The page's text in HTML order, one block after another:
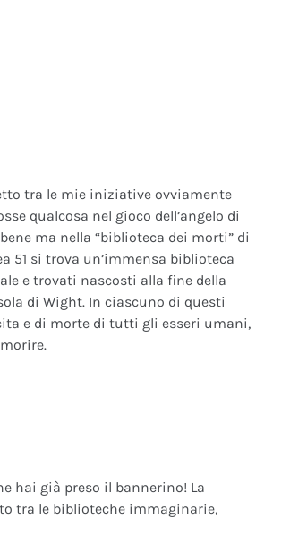
tra le mie iniziative ovviamente
qualcosa nel gioco dell’angelo di
ma nella “biblioteca dei morti” di
51 si trova un’immensa biblioteca
e trovati nascosti alla fine della
di Wight. In ciascuno di questi
e di morte di tutti gli esseri umani,
hai già preso il bannerino! La
tra le biblioteche immaginarie,